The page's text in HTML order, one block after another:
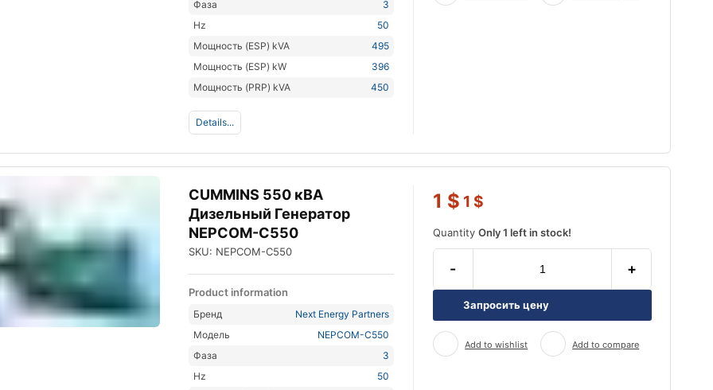
Фаза
3
Hz
50
Мощность (ESP) kVA
495
Мощность (ESP) kW
396
Мощность (PRP) kVA
450
Details...
CUMMINS 550 кВА
Дизельный Генератор
NEPCOM-C550
SKU: NEPCOM-C550
Product information
Бренд
Next Energy Partners
Модель
NEPCOM-C550
Фаза
3
Hz
50
1 $ 1 $
QuantityOnly 1 left in stock!
- +
Запросить цену
Add to wishlist Add to compare